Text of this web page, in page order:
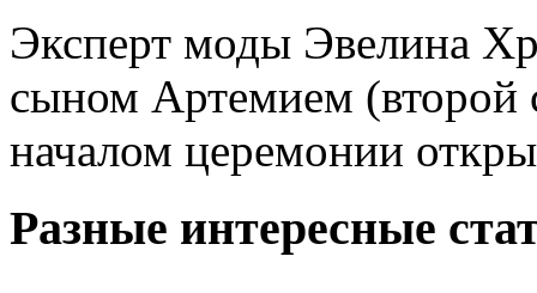
Эксперт моды Эвелина
сыном Артемием (второй
началом церемонии
Разные интересные